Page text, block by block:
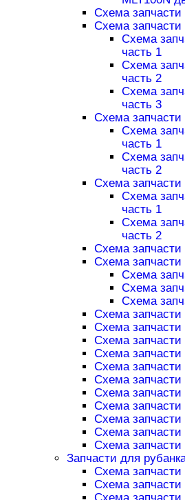
Схема
Схема запчасти
Схема
часть 1
Схема
часть 2
Схема
часть 3
Схема запчасти
Схема
часть 1
Схема
часть 2
Схема запчасти
Схема
часть 1
Схема
часть 2
Схема запчасти
Схема запчасти
Схема
Схема
Схема
Схема запчасти
Схема запчасти
Схема запчасти
Схема запчасти
Схема запчасти
Схема запчасти
Схема запчасти
Схема запчасти
Схема запчасти
Схема запчасти
Схема запчасти
Запчасти для
Схема запчасти
Схема запчасти